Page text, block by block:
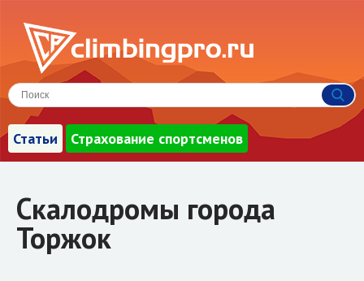
Статьи Страхование спортсменов
Скалодромы города
Торжок